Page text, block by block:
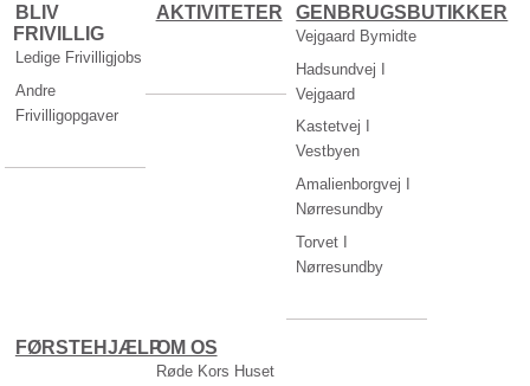
BLIV
FRIVILLIG
Ledige Frivilligjobs
Andre
Frivilligopgaver
AKTIVITETER GENBRUGSBUTIKKER
Vejgaard Bymidte
Hadsundvej I
Vejgaard
Kastetvej I
Vestbyen
Amalienborgvej I
Nørresundby
Torvet I
Nørresundby
FØRSTEHJÆLPOM OS
Røde Kors Huset